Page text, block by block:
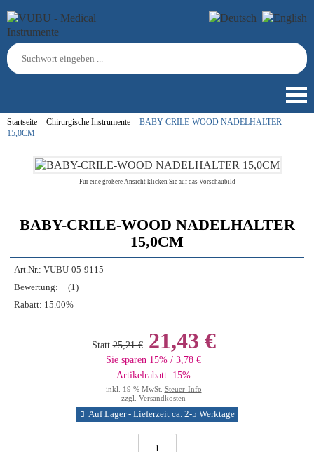
Startseite Chirurgische Instrumente
BABY-CRILE-WOOD NADELHALTER
15,0CM
Für eine größere Ansicht klicken Sie auf das Vorschaubild
BABY-CRILE-WOOD NADELHALTER
15,0CM
Art.Nr.: VUBU-05-9115
Bewertung:
(1)
Rabatt: 15.00%
Statt 25,21 €21,43 €
Sie sparen 15% / 3,78 €
Artikelrabatt: 15%
inkl. 19 % MwSt. Steuer-Info
zzgl. Versandkosten
Auf Lager - Lieferzeit ca. 2-5 Werktage